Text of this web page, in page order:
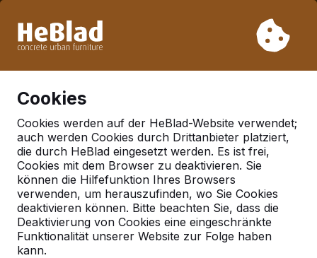
Woche 33 nicht. Bitte berücksichtigen Sie daher längere
Cookies
Cookies werden auf der HeBlad-Website verwendet;
auch werden Cookies durch Drittanbieter platziert,
die durch HeBlad eingesetzt werden. Es ist frei,
Cookies mit dem Browser zu deaktivieren. Sie
können die Hilfefunktion Ihres Browsers
verwenden, um herauszufinden, wo Sie Cookies
deaktivieren können. Bitte beachten Sie, dass die
Deaktivierung von Cookies eine eingeschränkte
Funktionalität unserer Website zur Folge haben
kann.
Deutschland
Referenties in:Wolfsburg
Geen reviews gevonden voor deze
locatie.